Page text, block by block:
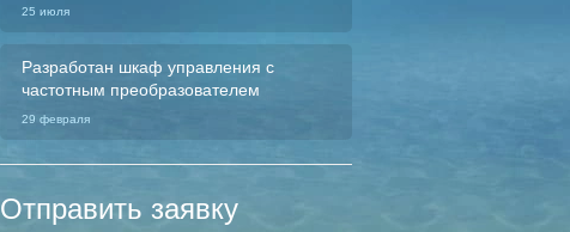
25 июля
Разработан шкаф управления с
частотным преобразователем
29 февраля
Отправить заявку